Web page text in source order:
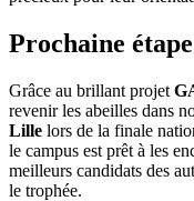
Prochaine
Grâce au brillant projet
revenir les abeilles dans
Lille lors de la finale
le campus est prêt à les
meilleurs candidats des
le trophée.